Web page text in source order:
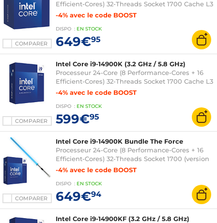
COMPARER
Efficient-Cores) 32-Threads Socket 1700 Cache L3
36 Mo 0.010 micron (version boîte avec
-4% avec le code BOOST
DISPO : EN STOCK
649€95
COMPARER
Intel Core i9-14900K (3.2 GHz / 5.8 GHz)
Processeur 24-Core (8 Performance-Cores + 16
Efficient-Cores) 32-Threads Socket 1700 Cache L3
36 Mo Intel UHD Graphics 770 0.010 micron
ans)
-4% avec le code BOOST
DISPO : EN STOCK
599€95
COMPARER
Intel Core i9-14900K Bundle The Force
Processeur 24-Core (8 Performance-Cores + 16
Efficient-Cores) 32-Threads Socket 1700 (version
boîte sans ventilateur) + Sabre connecté LED
-4% avec le code BOOST
DISPO : EN STOCK
649€94
Intel Core i9-14900KF (3.2 GHz / 5.8 GHz)